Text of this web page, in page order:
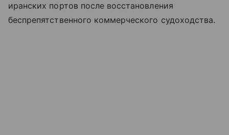
иранских портов после восстановления
беспрепятственного коммерческого судоходства.